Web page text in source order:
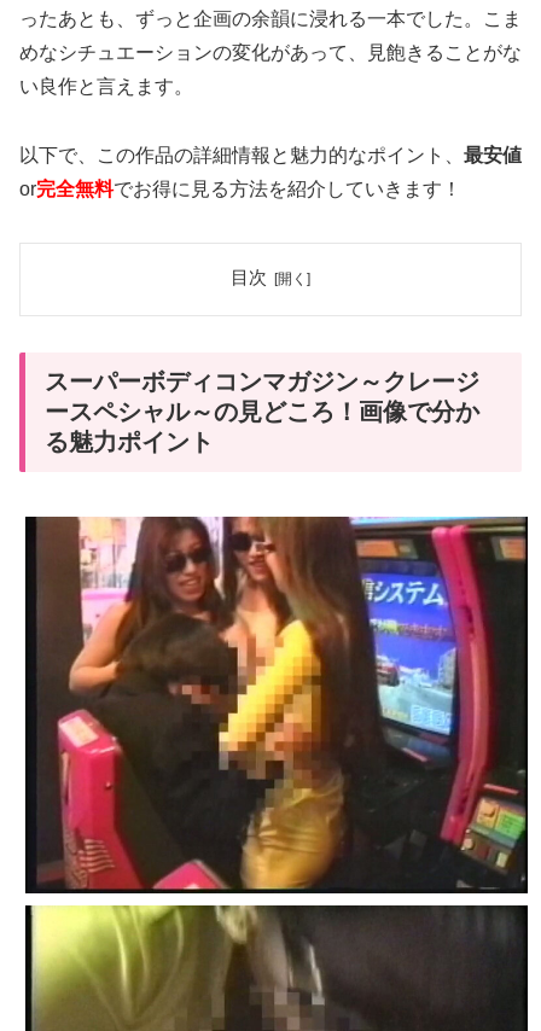
ったあとも、ずっと企画の余韻に浸れる一本でした。
こま
めなシチュエーションの変化があって、見飽きることがな
い良作と言えます。
以下で、この作品の詳細情報と魅力的なポイント、 最安値
or完全無料でお得に見る方法を紹介していきます！
目次
スーパーボディコンマガジン～クレージ
ースペシャル～の見どころ！画像で分か
る魅力ポイント